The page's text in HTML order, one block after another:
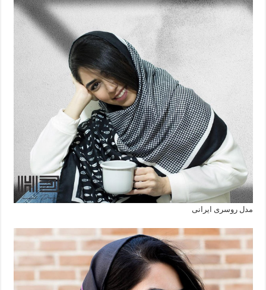
مدل روسری ایرانی